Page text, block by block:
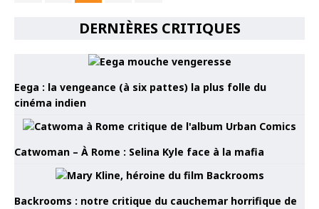
DERNIÈRES CRITIQUES
Eega : la vengeance (à six pattes) la plus folle du
cinéma indien
Catwoman – À Rome : Selina Kyle face à la mafia
Backrooms : notre critique du cauchemar horrifique de